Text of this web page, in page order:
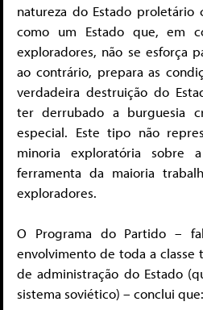
natureza do Estado proletário
como um Estado que, em
exploradores, não se esforça
ao contrário, prepara as
verdadeira destruição do
ter derrubado a burguesia
especial. Este tipo não
minoria exploratória sobre
ferramenta da maioria
exploradores.
O Programa do Partido –
envolvimento de toda a classe
de administração do Estado
sistema soviético) – conclui que: